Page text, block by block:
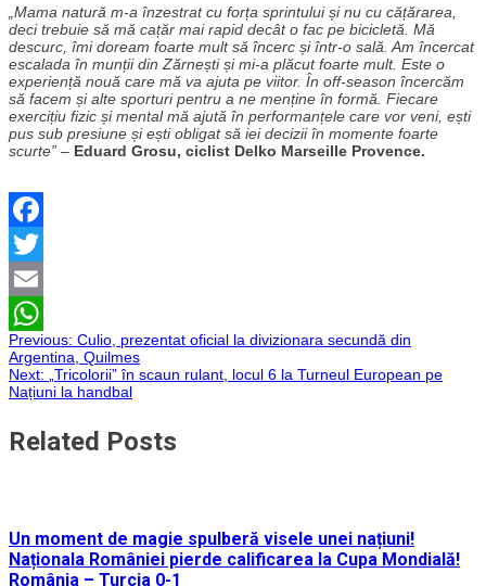
„Mama natură m-a înzestrat cu forța sprintului și nu cu cățărarea,
deci trebuie să mă cațăr mai rapid decât o fac pe bicicletă. Mă
descurc, îmi doream foarte mult să încerc și într-o sală. Am încercat
escalada în munții din Zărnești și mi-a plăcut foarte mult. Este o
experiență nouă care mă va ajuta pe viitor. În off-season încercăm
să facem și alte sporturi pentru a ne menține în formă. Fiecare
exercițiu fizic și mental mă ajută în performanțele care vor veni, ești
pus sub presiune și ești obligat să iei decizii în momente foarte
scurte” – Eduard Grosu, ciclist Delko Marseille Provence.
Facebook
Twitter
Email
WhatsApp
Navigare
în
articole
Previous: Culio, prezentat oficial la divizionara secundă din
Argentina, Quilmes
Next:
„Tricolorii” în scaun rulant, locul 6 la Turneul European pe
Națiuni la handbal
Related Posts
Un moment de magie spulberă visele unei națiuni!
Naționala României pierde calificarea la Cupa Mondială!
România – Turcia 0-1